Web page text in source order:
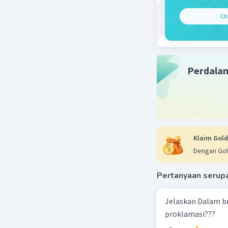
3.
- Sistem
sistem
pasar.
daripada
5.
negara
Klaim
Dengan
Pertanyaan
Jelaskan Dalam
proklamasi???